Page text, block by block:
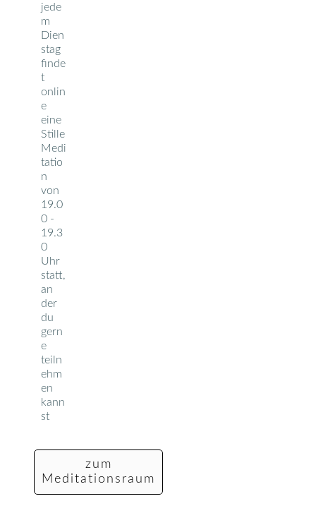
jede
m
Dien
stag
finde
t
onlin
e
eine
Stille
Medi
tatio
n
von
19.0
0 -
19.3
0
Uhr
statt,
an
der
du
gern
e
teiln
ehm
en
kann
st
zum
Meditationsraum